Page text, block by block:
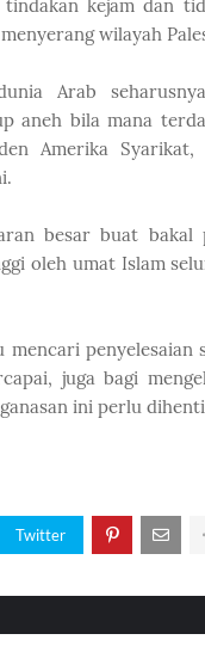
tindakan kejam dan
wilayah
Arab
aneh bila mana
Amerika
besar buat bakal
oleh umat Islam
mencari
juga bagi
ini perlu
Twitter